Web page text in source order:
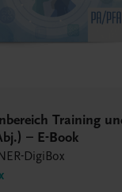
Training
– E-Book
DigiBox